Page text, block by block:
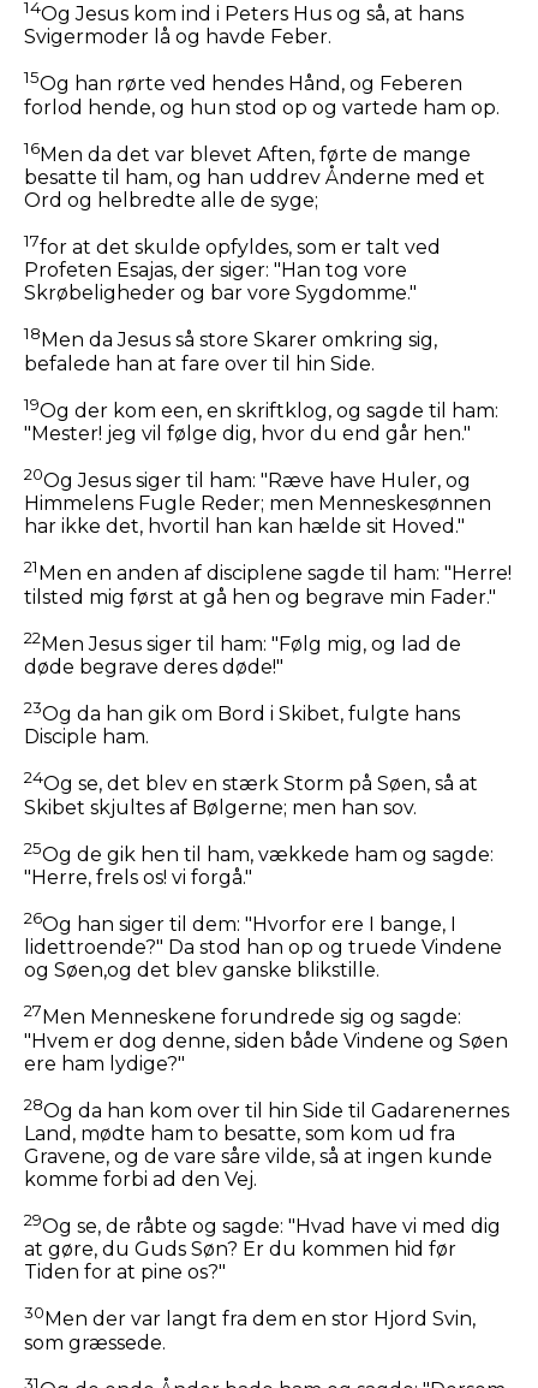
14Og Jesus kom ind i Peters Hus og så, at hans
Svigermoder lå og havde Feber.
15Og han rørte ved hendes Hånd, og Feberen
forlod hende, og hun stod op og vartede ham op.
16Men da det var blevet Aften, førte de mange
besatte til ham, og han uddrev Ånderne med et
Ord og helbredte alle de syge;
17for at det skulde opfyldes, som er talt ved
Profeten Esajas, der siger: "Han tog vore
Skrøbeligheder og bar vore Sygdomme."
18 Men da Jesus så store Skarer omkring sig,
befalede han at fare over til hin Side.
19Og der kom een, en skriftklog, og sagde til ham:
"Mester! jeg vil følge dig, hvor du end går hen."
20Og Jesus siger til ham: "Ræve have Huler, og
Himmelens Fugle Reder; men Menneskesønnen
har ikke det, hvortil han kan hælde sit Hoved."
21 Men en anden af disciplene sagde til ham: "Herre!
tilsted mig først at gå hen og begrave min Fader."
22Men Jesus siger til ham: "Følg mig, og lad de
døde begrave deres døde!"
23Og da han gik om Bord i Skibet, fulgte hans
Disciple ham.
24Og se, det blev en stærk Storm på Søen, så at
Skibet skjultes af Bølgerne; men han sov.
25Og de gik hen til ham, vækkede ham og sagde:
"Herre, frels os! vi forgå."
26Og han siger til dem: "Hvorfor ere I bange, I
lidettroende?" Da stod han op og truede Vindene
og Søen,og det blev ganske blikstille.
27 Men Menneskene forundrede sig og sagde:
"Hvem er dog denne, siden både Vindene og Søen
ere ham lydige?"
28Og da han kom over til hin Side til Gadarenernes
Land, mødte ham to besatte, som kom ud fra
Gravene, og de vare såre vilde, så at ingen kunde
komme forbi ad den Vej.
29Og se, de råbte og sagde: "Hvad have vi med dig
at gøre, du Guds Søn? Er du kommen hid før
Tiden for at pine os?"
30 Men der var langt fra dem en stor Hjord Svin,
som græssede.
31